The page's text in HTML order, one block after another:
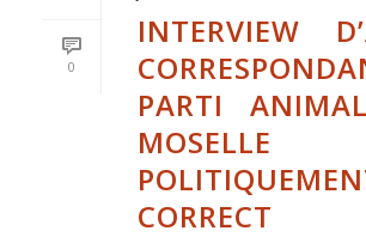
0
INTERVIEW
PARTI
MOSELLE
CORRECT